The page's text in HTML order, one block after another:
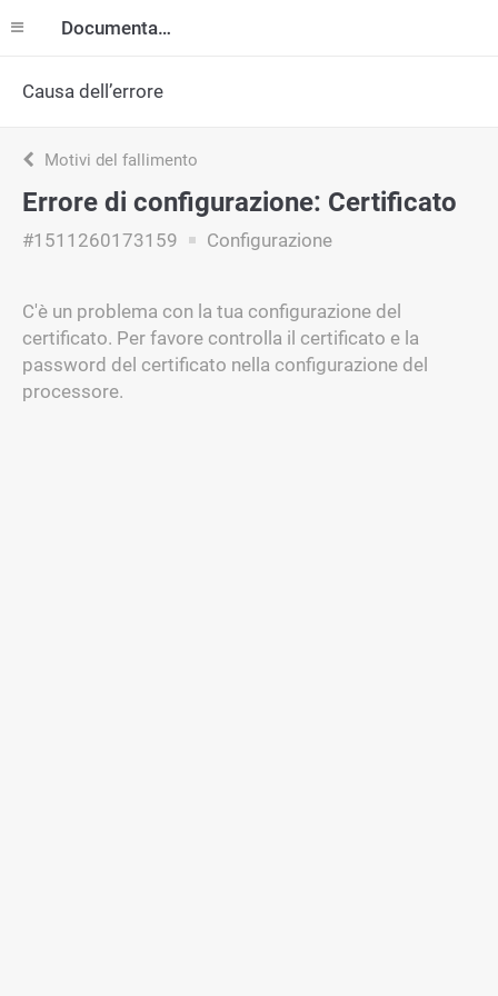
Documentazione
Causa dell’errore
Motivi del fallimento
Errore di configurazione: Certificato
#1511260173159 Configurazione
C'è un problema con la tua configurazione del
certificato. Per favore controlla il certificato e la
password del certificato nella configurazione del
processore.